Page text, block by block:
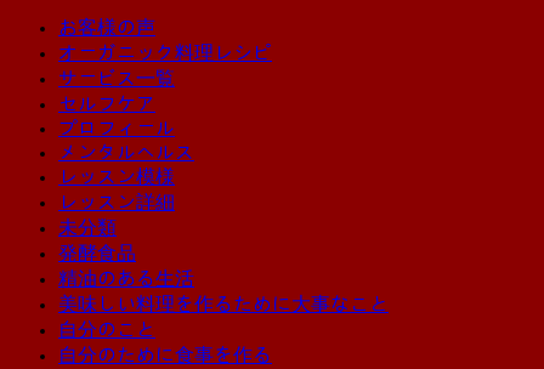
お客様の声
オーガニック料理レシピ
サービス一覧
セルフケア
プロフィール
メンタルヘルス
レッスン模様
レッスン詳細
未分類
発酵食品
精油のある生活
美味しい料理を作るために大事なこと
自分のこと
自分のために食事を作る